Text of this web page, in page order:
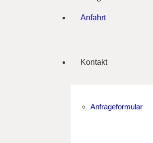
Anfahrt
Kontakt
Anfrageformular